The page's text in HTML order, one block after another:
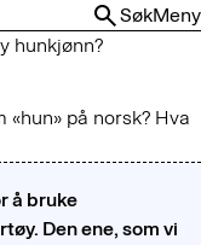
SøkMeny
hunkjønn?
på norsk? Hva
å bruke
Den ene, som vi